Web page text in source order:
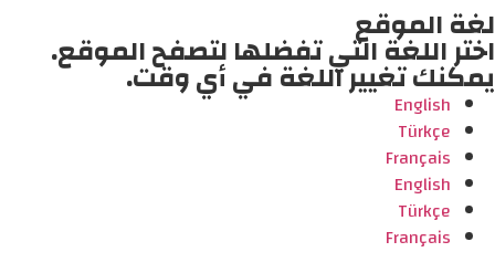
لغة الموقع
اختر اللغة التي تفضلها لتصفح الموقع.
يمكنك تغيير اللغة في أي وقت.
English
Türkçe
Français
English
Türkçe
Français